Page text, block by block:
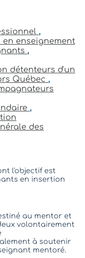
,
en enseignement
,
détenteurs d'un
Québec ,
,
des
l'objectif est
en insertion
au mentor et
volontairement
à soutenir
mentoré.